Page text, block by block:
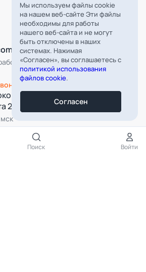
Все категории
Поиск Войти
дня
д. 16,
22
рассылку
Мы используем файлы cookie
на нашем веб-сайте Эти файлы
необходимы для работы
нашего веб-сайта и не могут
быть отключены в наших
системах. Нажимая
«Согласен», вы соглашаетесь с
политикой использования
файлов cookie.
Согласен